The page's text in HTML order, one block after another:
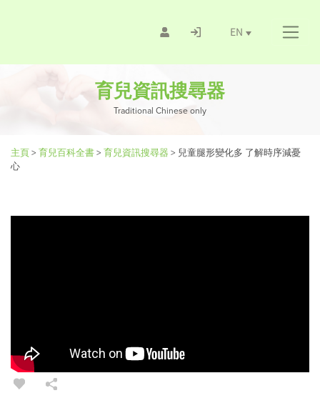
EN
育兒資訊搜尋器
Traditional Chinese only
主頁> 育兒百科全書> 育兒資訊搜尋器 > 兒童腿形變化多 了解時序減憂
心